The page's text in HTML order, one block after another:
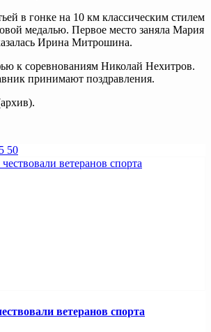
в гонке на 10 км классическим стилем
медалью. Первое место заняла Мария
Ирина Митрошина.
к соревнованиям Николай Нехитров.
принимают поздравления.
50
ветеранов спорта